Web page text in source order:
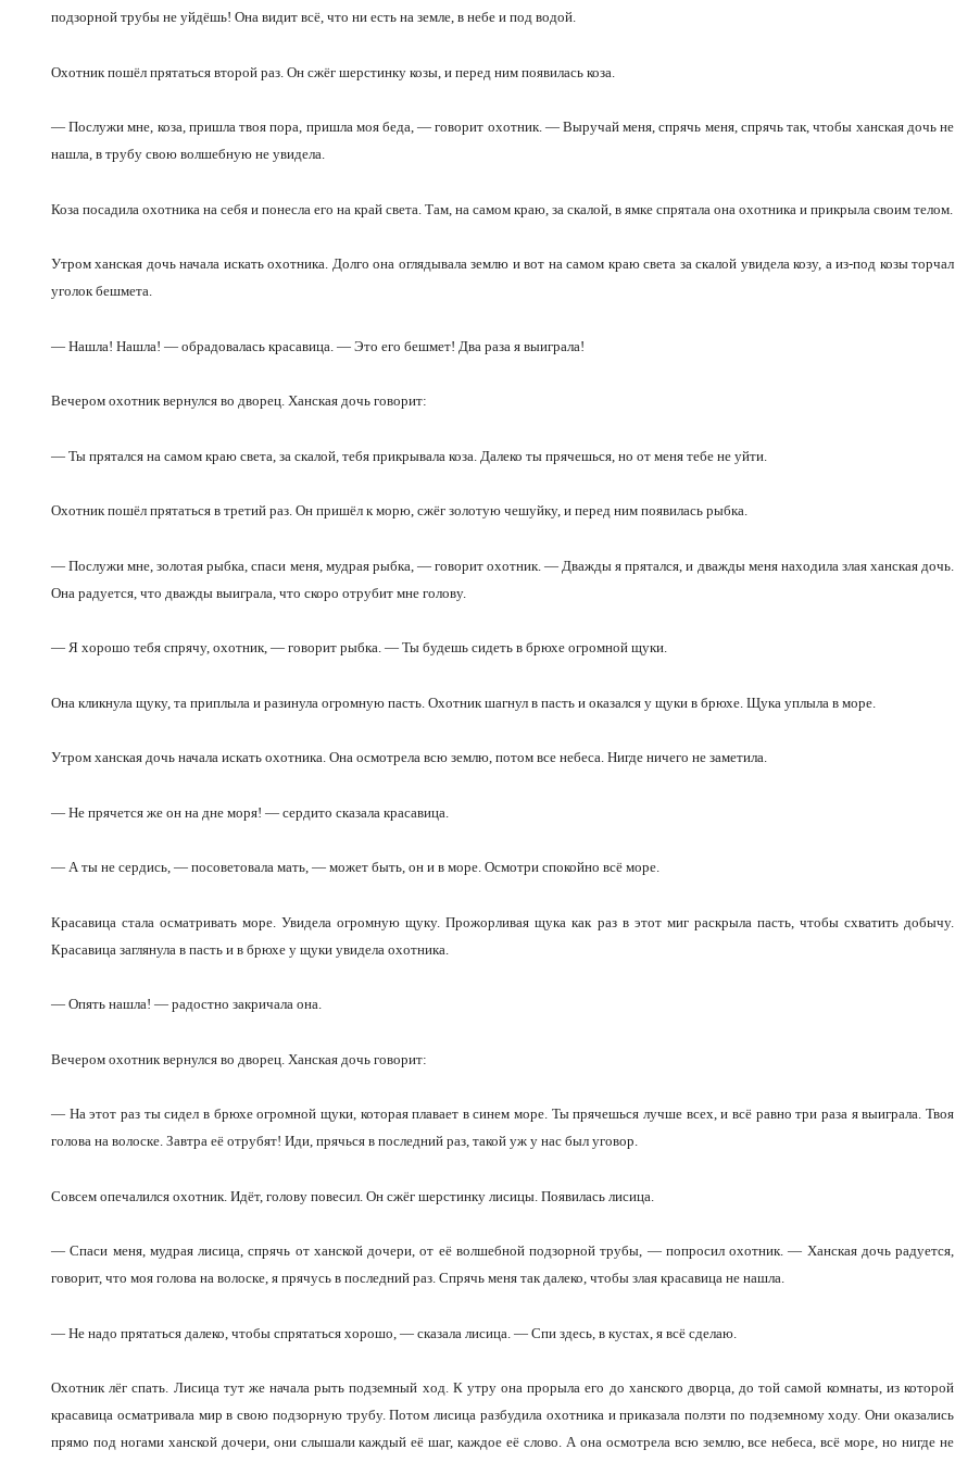
подзорной трубы не уйдёшь! Она видит всё, что ни есть на земле, в небе и под водой.
Охотник пошёл прятаться второй раз. Он сжёг шерстинку козы, и перед ним появилась коза.
— Послужи мне, коза, пришла твоя пора, пришла моя беда, — говорит охотник. — Выручай меня, спрячь меня, спрячь так, чтобы ханская дочь не
нашла, в трубу свою волшебную не увидела.
Коза посадила охотника на себя и понесла его на край света. Там, на самом краю, за скалой, в ямке спрятала она охотника и прикрыла своим телом.
Утром ханская дочь начала искать охотника. Долго она оглядывала землю и вот на самом краю света за скалой увидела козу, а из-под козы торчал
уголок бешмета.
— Нашла! Нашла! — обрадовалась красавица. — Это его бешмет! Два раза я выиграла!
Вечером охотник вернулся во дворец. Ханская дочь говорит:
— Ты прятался на самом краю света, за скалой, тебя прикрывала коза. Далеко ты прячешься, но от меня тебе не уйти.
Охотник пошёл прятаться в третий раз. Он пришёл к морю, сжёг золотую чешуйку, и перед ним появилась рыбка.
— Послужи мне, золотая рыбка, спаси меня, мудрая рыбка, — говорит охотник. — Дважды я прятался, и дважды меня находила злая ханская дочь.
Она радуется, что дважды выиграла, что скоро отрубит мне голову.
— Я хорошо тебя спрячу, охотник, — говорит рыбка. — Ты будешь сидеть в брюхе огромной щуки.
Она кликнула щуку, та приплыла и разинула огромную пасть. Охотник шагнул в пасть и оказался у щуки в брюхе. Щука уплыла в море.
Утром ханская дочь начала искать охотника. Она осмотрела всю землю, потом все небеса. Нигде ничего не заметила.
— Не прячется же он на дне моря! — сердито сказала красавица.
— А ты не сердись, — посоветовала мать, — может быть, он и в море. Осмотри спокойно всё море.
Красавица стала осматривать море. Увидела огромную щуку. Прожорливая щука как раз в этот миг раскрыла пасть, чтобы схватить добычу.
Красавица заглянула в пасть и в брюхе у щуки увидела охотника.
— Опять нашла! — радостно закричала она.
Вечером охотник вернулся во дворец. Ханская дочь говорит:
— На этот раз ты сидел в брюхе огромной щуки, которая плавает в синем море. Ты прячешься лучше всех, и всё равно три раза я выиграла. Твоя
голова на волоске. Завтра её отрубят! Иди, прячься в последний раз, такой уж у нас был уговор.
Совсем опечалился охотник. Идёт, голову повесил. Он сжёг шерстинку лисицы. Появилась лисица.
— Спаси меня, мудрая лисица, спрячь от ханской дочери, от её волшебной подзорной трубы, — попросил охотник. — Ханская дочь радуется,
говорит, что моя голова на волоске, я прячусь в последний раз. Спрячь меня так далеко, чтобы злая красавица не нашла.
— Не надо прятаться далеко, чтобы спрятаться хорошо, — сказала лисица. — Спи здесь, в кустах, я всё сделаю.
Охотник лёг спать. Лисица тут же начала рыть подземный ход. К утру она прорыла его до ханского дворца, до той самой комнаты, из которой
красавица осматривала мир в свою подзорную трубу. Потом лисица разбудила охотника и приказала ползти по подземному ходу. Они оказались
прямо под ногами ханской дочери, они слышали каждый её шаг, каждое её слово. А она осмотрела всю землю, все небеса, всё море, но нигде не